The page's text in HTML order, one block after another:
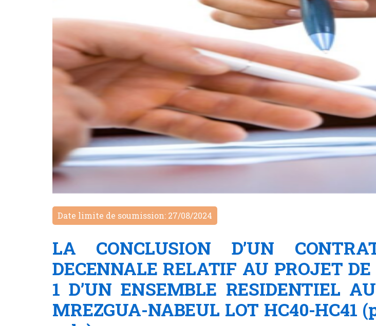
Date limite de soumission: 27/08/2024
LA CONCLUSION D’UN
DECENNALE RELATIF AU PROJET
1 D’UN ENSEMBLE RESIDENTIEL
MREZGUA-NABEUL LOT HC40-HC41